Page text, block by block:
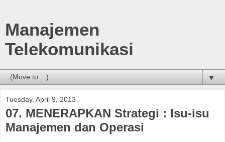
Manajemen
Telekomunikasi
▼
Tuesday, April 9, 2013
07. MENERAPKAN Strategi : Isu-isu
Manajemen dan Operasi